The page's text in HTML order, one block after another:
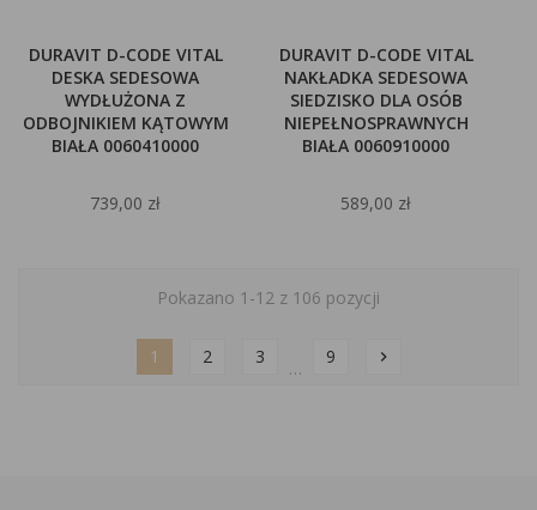
DURAVIT D-CODE VITAL
DESKA SEDESOWA
WYDŁUŻONA Z
ODBOJNIKIEM KĄTOWYM
BIAŁA 0060410000
739,00 zł
DURAVIT D-CODE VITAL
NAKŁADKA SEDESOWA
SIEDZISKO DLA OSÓB
NIEPEŁNOSPRAWNYCH
BIAŁA 0060910000
589,00 zł
Pokazano 1-12 z 106 pozycji
1 2 3
…
9 chevron_right